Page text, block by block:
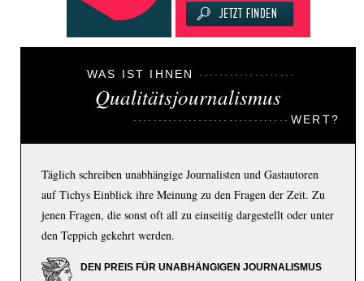
WAS IST IHNEN
Qualitätsjournalismus
WERT?
Täglich schreiben unabhängige Journalisten und Gastautoren
auf Tichys Einblick ihre Meinung zu den Fragen der Zeit. Zu
jenen Fragen, die sonst oft all zu einseitig dargestellt oder unter
den Teppich gekehrt werden.
DEN PREIS FÜR UNABHÄNGIGEN JOURNALISMUS